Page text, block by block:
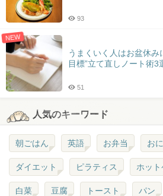
93
NEW
うまくいく人はお盆休み
目標”立て直しノート術3
51
人気のキーワード
朝ごはん 英語 お弁当 お
ダイエット ピラティス ホッ
白菜 豆腐 トースト パン